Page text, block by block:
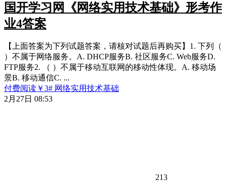
国开学习网《网络实用技术基础》形考作
业4答案
【上面答案为下列试题答案，请核对试题后再购买】1. 下列（
）不属于网络服务。A. DHCP服务B. 社区服务C. Web服务D.
FTP服务2. （ ）不属于移动互联网的移动性体现。A. 移动场
景B. 移动通信C. ...
付费阅读 ￥3# 网络实用技术基础
2月27日 08:53
213